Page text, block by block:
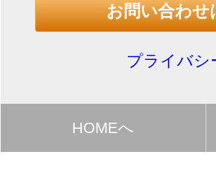
お問い合わ
プライバシ
HOMEへ